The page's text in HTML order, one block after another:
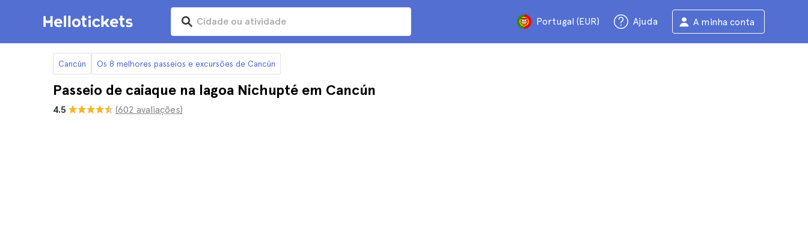
Portugal (EUR) Ajuda A minha conta
Cancún Os 8 melhores passeios e excursões de Cancún
Passeio de caiaque na lagoa Nichupté em Cancún
4.5 (602 avaliações)